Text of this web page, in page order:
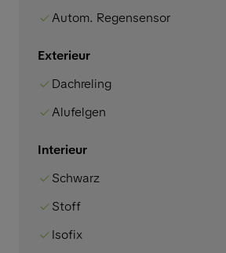
Autom. Regensensor
Exterieur
Dachreling
Alufelgen
Interieur
Schwarz
Stoff
Isofix